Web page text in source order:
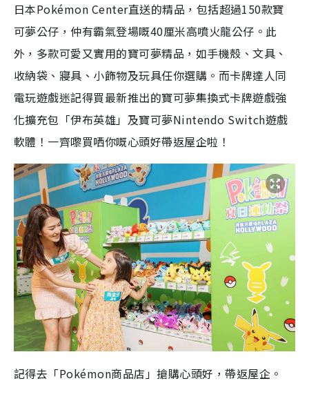
日本Pokémon Center直送的精品，包括超過150款寶
可夢公仔，仲有霸氣登場嘅40厘米高噴火龍公仔。此
外，多款可愛又實用的寶可夢精品，如手機殼、文具、
收納袋、寢具、小飾物及玩具任你選購。而卡牌達人同
電玩遊戲迷記得買最新推出的寶可夢集換式卡牌遊戲強
化擴充包「伊布英雄」及寶可夢Nintendo Switch遊戲
軟體！一齊嚟買哂你嘅心頭好帶返屋企啦！
記得去「Pokémon商品店」搶購心頭好，帶返屋企。